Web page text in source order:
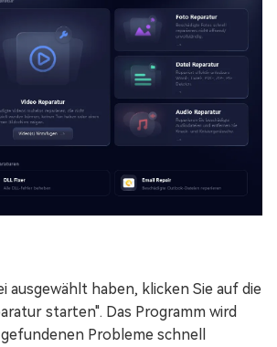
ausgewählt haben, klicken Sie auf die
starten". Das Programm wird
Probleme schnell